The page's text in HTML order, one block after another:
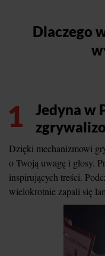
Dlaczego
1
Jedyna w
Dzięki mechanizmowi
o Twoją uwagę i głosy.
inspirujących treści.
wielokrotnie zapali się